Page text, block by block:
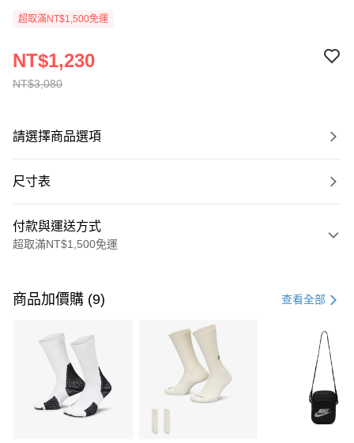
超取滿NT$1,500免運
NT$3,080
NT$1,230
請選擇商品選項
尺寸表
付款與運送方式
超取滿NT$1,500免運
信用卡一次付款
3 期 0 利率 每期 21家銀行
合作金庫商業銀行
第一商業銀行
華南商業銀行
彰化商業銀行
上海商業儲蓄銀行
Apple Pay
商品加價購 (9) 查看全部